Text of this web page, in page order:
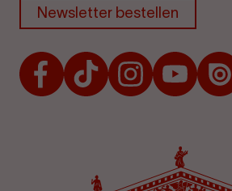
Newsletter bestellen
FacebookTikTokInstagramYoutubeIssuu